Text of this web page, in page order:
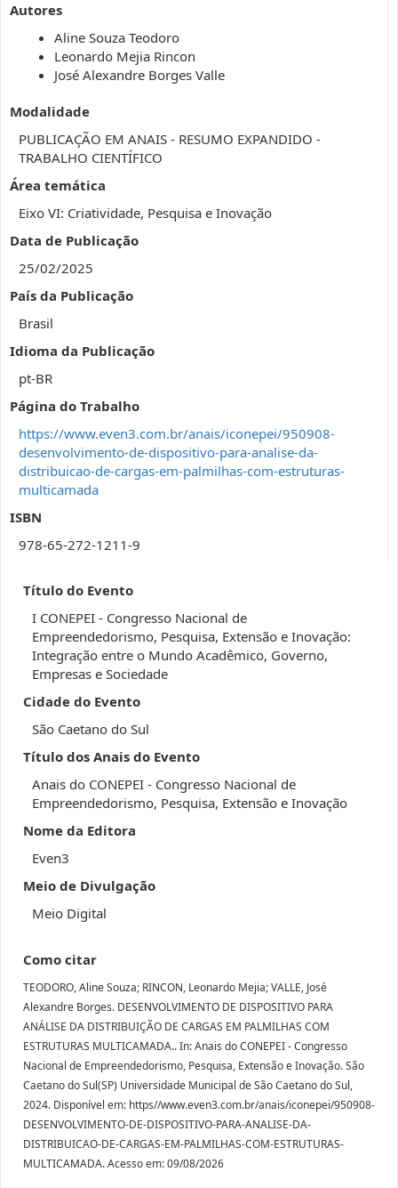
Autores
Aline Souza Teodoro
Leonardo Mejia Rincon
José Alexandre Borges Valle
Modalidade
PUBLICAÇÃO EM ANAIS - RESUMO EXPANDIDO -
TRABALHO CIENTÍFICO
Área temática
Eixo VI: Criatividade, Pesquisa e Inovação
Data de Publicação
25/02/2025
País da Publicação
Brasil
Idioma da Publicação
pt-BR
Página do Trabalho
https://www.even3.com.br/anais/iconepei/950908-
desenvolvimento-de-dispositivo-para-analise-da-
distribuicao-de-cargas-em-palmilhas-com-estruturas-
multicamada
ISBN
978-65-272-1211-9
Título do Evento
I CONEPEI - Congresso Nacional de
Empreendedorismo, Pesquisa, Extensão e Inovação:
Integração entre o Mundo Acadêmico, Governo,
Empresas e Sociedade
Cidade do Evento
São Caetano do Sul
Título dos Anais do Evento
Anais do CONEPEI - Congresso Nacional de
Empreendedorismo, Pesquisa, Extensão e Inovação
Nome da Editora
Even3
Meio de Divulgação
Meio Digital
Como citar
TEODORO, Aline Souza; RINCON, Leonardo Mejia; VALLE, José
Alexandre Borges. DESENVOLVIMENTO DE DISPOSITIVO PARA
ANÁLISE DA DISTRIBUIÇÃO DE CARGAS EM PALMILHAS COM
ESTRUTURAS MULTICAMADA.. In: Anais do CONEPEI - Congresso
Nacional de Empreendedorismo, Pesquisa, Extensão e Inovação. São
Caetano do Sul(SP) Universidade Municipal de São Caetano do Sul,
2024. Disponível em: https//www.even3.com.br/anais/iconepei/950908-
DESENVOLVIMENTO-DE-DISPOSITIVO-PARA-ANALISE-DA-
DISTRIBUICAO-DE-CARGAS-EM-PALMILHAS-COM-ESTRUTURAS-
MULTICAMADA. Acesso em: 09/08/2026